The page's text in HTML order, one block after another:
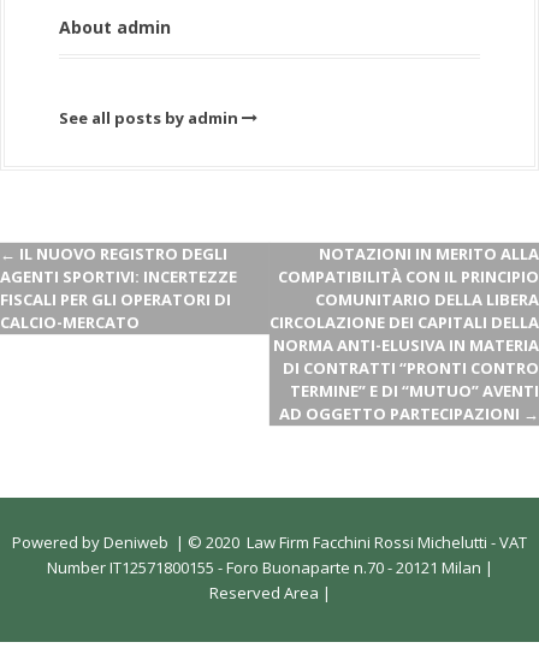
About admin
See all posts by admin
← IL NUOVO REGISTRO DEGLI
AGENTI SPORTIVI: INCERTEZZE
FISCALI PER GLI OPERATORI DI
CALCIO-MERCATO
NOTAZIONI IN MERITO ALLA
COMPATIBILITÀ CON IL PRINCIPIO
COMUNITARIO DELLA LIBERA
CIRCOLAZIONE DEI CAPITALI DELLA
NORMA ANTI-ELUSIVA IN MATERIA
DI CONTRATTI “PRONTI CONTRO
TERMINE” E DI “MUTUO” AVENTI
AD OGGETTO PARTECIPAZIONI →
Powered byDeniweb | © 2020 Law Firm Facchini Rossi Michelutti - VAT
Number IT12571800155 - Foro Buonaparte n.70 - 20121 Milan |
Reserved Area |